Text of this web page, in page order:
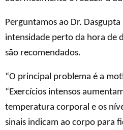
Perguntamos ao Dr.
intensidade perto da hora de
são recomendados.
“O principal problema é a
“Exercícios intensos
temperatura corporal e os
sinais indicam ao corpo para